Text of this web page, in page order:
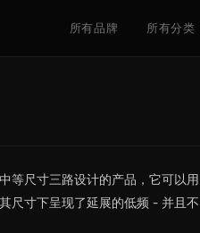
所有品牌 所有分类
等尺寸三路设计的产品，它可以用
尺寸下呈现了延展的低频 - 并且不